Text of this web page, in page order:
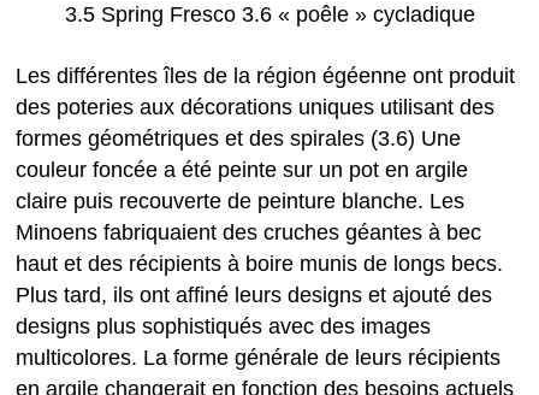
3.5 Spring Fresco 3.6 « poêle » cycladique
Les différentes îles de la région égéenne ont produit
des poteries aux décorations uniques utilisant des
formes géométriques et des spirales (3.6) Une
couleur foncée a été peinte sur un pot en argile
claire puis recouverte de peinture blanche. Les
Minoens fabriquaient des cruches géantes à bec
haut et des récipients à boire munis de longs becs.
Plus tard, ils ont affiné leurs designs et ajouté des
designs plus sophistiqués avec des images
multicolores. La forme générale de leurs récipients
en argile changerait en fonction des besoins actuels